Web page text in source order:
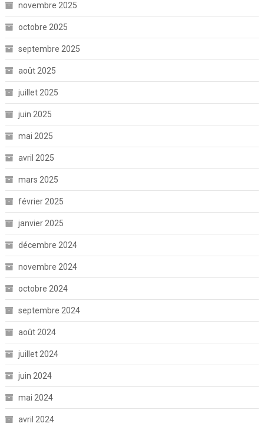
novembre 2025
octobre 2025
septembre 2025
août 2025
juillet 2025
juin 2025
mai 2025
avril 2025
mars 2025
février 2025
janvier 2025
décembre 2024
novembre 2024
octobre 2024
septembre 2024
août 2024
juillet 2024
juin 2024
mai 2024
avril 2024